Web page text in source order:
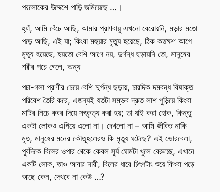
পরলোকের উদ্দেশে পাড়ি জমিয়েছে …।
হ্যাঁ, আমি বেঁচে আছি, আমার প্রাণবায়ু এখনো বেরোয়নি, মড়ার মতো
পড়ে আছি, এই যা; কিংবা মহুয়ার মৃত্যু হয়েছে, ঠিক কতক্ষণ আগে
মৃত্যু হয়েছে, হয়তো বেশি আগে নয়, দুর্গন্ধ ছড়ায়নি তো, মানুষের
শরীর পচে গেলে, অন্য
পচা-গলা প্রাণীর চেয়ে বেশি দুর্গন্ধ ছড়ায়, চারদিক দমবন্ধ বিষাক্ত
পরিবেশ তৈরি করে, এজন্যই যতটা সম্ভব দ্রুত লাশ পুড়িয়ে কিংবা
মাটির নিচে কবর দিয়ে সৎকৃত্য করা হয়; তা যাই করা হোক, কিন্তু
একটা লোকও এগিয়ে এলো না। দেখলো না – আমি জীবিত নাকি
মৃত, মানুষের মনের কৌতূহলেরও কি মৃত্যু ঘটেছে? এই ভোরবেলা,
পূর্বদিকে বিলের ওপার থেকে কেবল সূর্য ঘোমটা খুলে বেরুচ্ছে, এখানে
একটি লোক, তাও আবার নারী, বিলের ধারে চিৎপটাং শুয়ে কিংবা পড়ে
আছে কেন, দেখবে না কেউ …?